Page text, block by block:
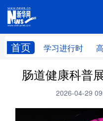
首页 学习进行时
学习进行时 高层
财经
思客智库
肠道健康科普
2026-04-29